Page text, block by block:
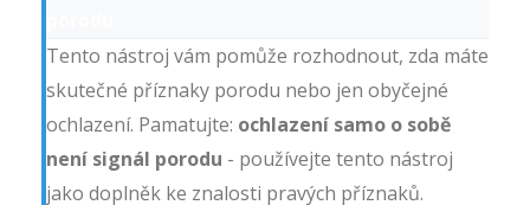
Tento nástroj vám pomůže rozhodnout, zda máte
skutečné příznaky porodu nebo jen obyčejné
ochlazení. Pamatujte: ochlazení samo o sobě
není signál porodu - používejte tento nástroj
jako doplněk ke znalosti pravých příznaků.